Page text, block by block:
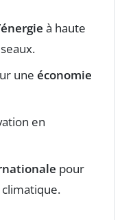
à haute
une économie
en
pour